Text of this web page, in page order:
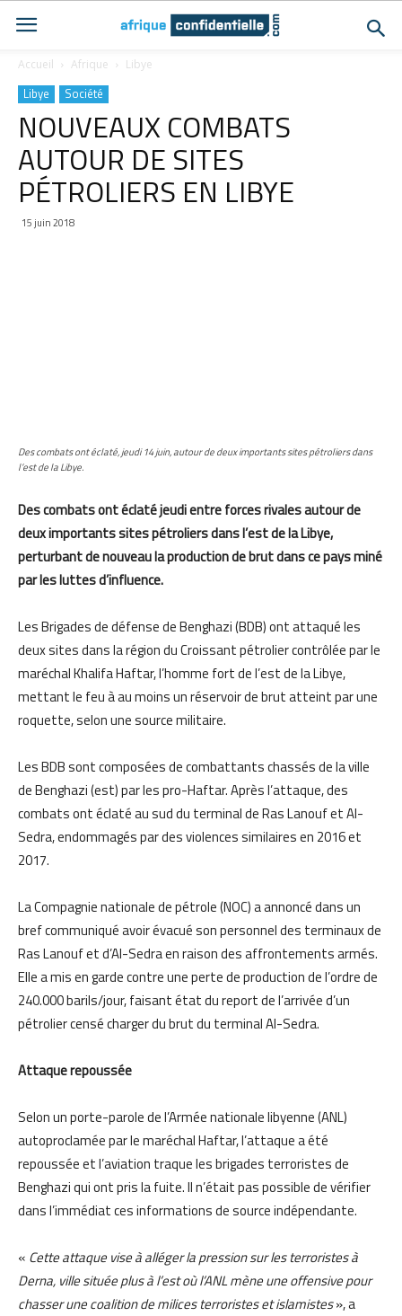
Accueil Afrique Libye
Libye Société
NOUVEAUX COMBATS
AUTOUR DE SITES
PÉTROLIERS EN LIBYE
15 juin 2018
Des combats ont éclaté, jeudi 14 juin, autour de deux importants sites pétroliers dans
l’est de la Libye.
Des combats ont éclaté jeudi entre forces rivales autour de
deux importants sites pétroliers dans l’est de la Libye,
perturbant de nouveau la production de brut dans ce pays miné
par les luttes d’influence.
Les Brigades de défense de Benghazi (BDB) ont attaqué les
deux sites dans la région du Croissant pétrolier contrôlée par le
maréchal Khalifa Haftar, l’homme fort de l’est de la Libye,
mettant le feu à au moins un réservoir de brut atteint par une
roquette, selon une source militaire.
Les BDB sont composées de combattants chassés de la ville
de Benghazi (est) par les pro-Haftar. Après l’attaque, des
combats ont éclaté au sud du terminal de Ras Lanouf et Al-
Sedra, endommagés par des violences similaires en 2016 et
2017.
La Compagnie nationale de pétrole (NOC) a annoncé dans un
bref communiqué avoir évacué son personnel des terminaux de
Ras Lanouf et d’Al-Sedra en raison des affrontements armés.
Elle a mis en garde contre une perte de production de l’ordre de
240.000 barils/jour, faisant état du report de l’arrivée d’un
pétrolier censé charger du brut du terminal Al-Sedra.
Attaque repoussée
Selon un porte-parole de l’Armée nationale libyenne (ANL)
autoproclamée par le maréchal Haftar, l’attaque a été
repoussée et l’aviation traque les brigades terroristes de
Benghazi qui ont pris la fuite. Il n’était pas possible de vérifier
dans l’immédiat ces informations de source indépendante.
« Cette attaque vise à alléger la pression sur les terroristes à
Derna, ville située plus à l’est où l’ANL mène une offensive pour
chasser une coalition de milices terroristes et islamistes», a